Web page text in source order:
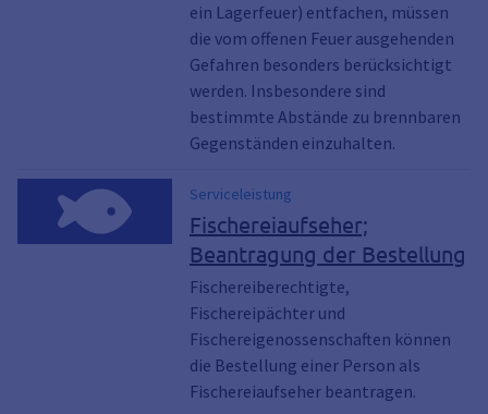
ein Lagerfeuer) entfachen, müssen
die vom offenen Feuer ausgehenden
Gefahren besonders berücksichtigt
werden. Insbesondere sind
bestimmte Abstände zu brennbaren
Gegenständen einzuhalten.
Serviceleistung
Fischereiaufseher;
Beantragung der Bestellung
Fischereiberechtigte,
Fischereipächter und
Fischereigenossenschaften können
die Bestellung einer Person als
Fischereiaufseher beantragen.